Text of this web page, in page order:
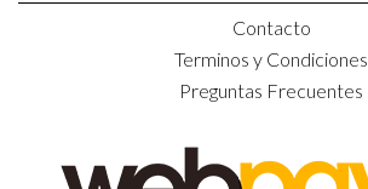
Contacto
Terminos y Condiciones
Preguntas Frecuentes